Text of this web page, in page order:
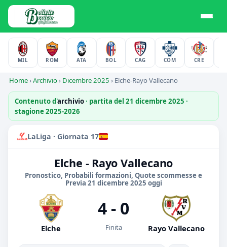
MIL ROM ATA BOL CAG COM CRE
Home›Archivio› Dicembre 2025 › Elche-Rayo Vallecano
Contenuto d'archivio· partita del 21 dicembre 2025 ·
stagione 2025-2026
LaLiga · Giornata 17
Elche - Rayo Vallecano
Pronostico, Probabili formazioni, Quote scommesse e
Previa 21 dicembre 2025 oggi
Elche
4 - 0
Finita Rayo Vallecano